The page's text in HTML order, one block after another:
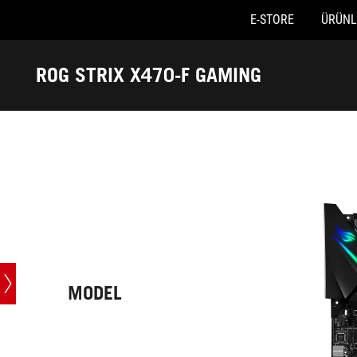
Accessibility links
E-STORE
ROG STRIX X470-F GAMING
Teknik
MODEL